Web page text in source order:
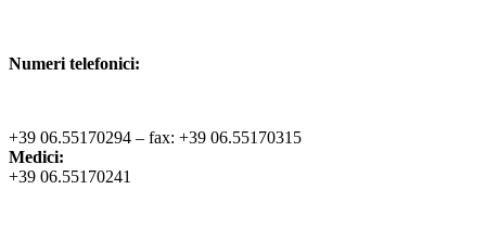
Numeri telefonici:
+39 06.55170294 – fax: +39 06.55170315
Medici:
+39 06.55170241